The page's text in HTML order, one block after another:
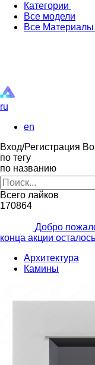
Категории
Все модели
Все Материалы
ru
en
Вход/Регистрация
по тегу
по названию
Всего лайков
170864
Добро
конца акции осталось
Архитектура
Камины